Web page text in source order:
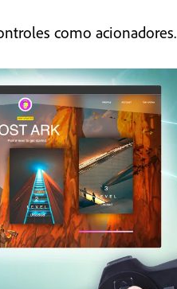
como acionadores.